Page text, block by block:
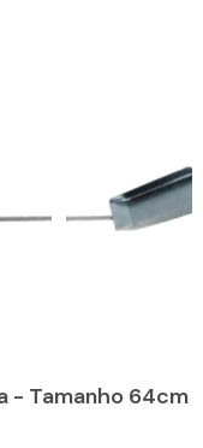
- Tamanho 64cm